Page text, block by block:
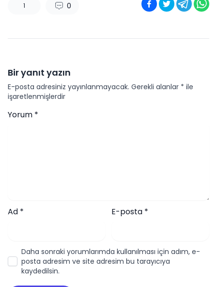
1 0
Bir yanıt yazın
E-posta adresiniz yayınlanmayacak. Gerekli alanlar * ile
işaretlenmişlerdir
Yorum *
Ad * E-posta *
Daha sonraki yorumlarımda kullanılması için adım, e-
posta adresim ve site adresim bu tarayıcıya
kaydedilsin.